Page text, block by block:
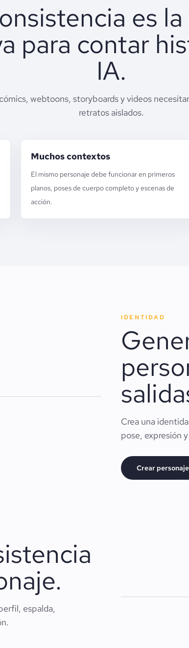
es
para contar
IA.
webtoons, storyboards y videos
retratos aislados.
Muchos contextos
El mismo personaje debe funcionar en primeros
planos, poses de cuerpo completo y escenas de
acción.
IDENTIDAD
Crea una
pose, expresión
Crear personaje
espalda,